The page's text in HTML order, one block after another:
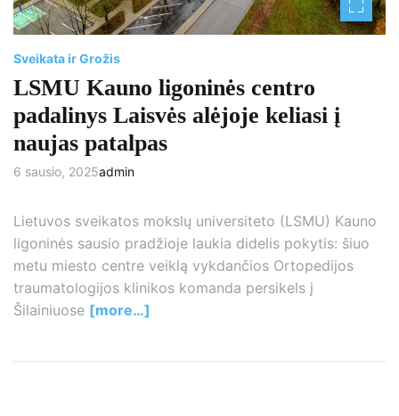
d
t
i
Sveikata ir Grožis
LSMU Kauno ligoninės centro
padalinys Laisvės alėjoje keliasi į
naujas patalpas
6 sausio, 2025admin
Lietuvos sveikatos mokslų universiteto (LSMU) Kauno
ligoninės sausio pradžioje laukia didelis pokytis: šiuo
metu miesto centre veiklą vykdančios Ortopedijos
traumatologijos klinikos komanda persikels į
Šilainiuose [more…]